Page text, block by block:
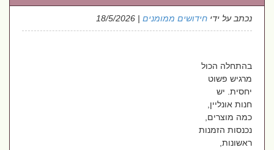
נכתב על ידיחידושים ממומנים| 18/5/2026
בהתחלה הכול
מרגיש פשוט
יחסית. יש
חנות אונליין,
כמה מוצרים,
נכנסות הזמנות
ראשונות,